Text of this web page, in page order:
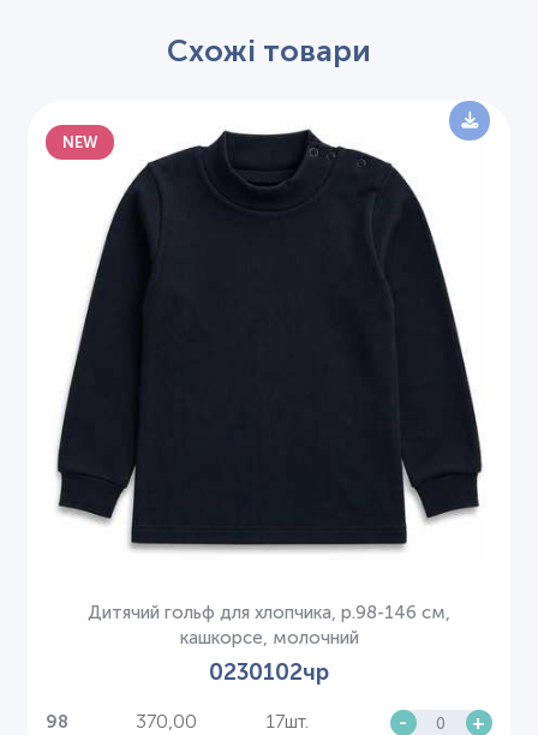
Схожі товари
NEW
Дитячий гольф для хлопчика, р.98-146 см,
кашкорсе, молочний
0230102чр
98 370,00 17шт. - +